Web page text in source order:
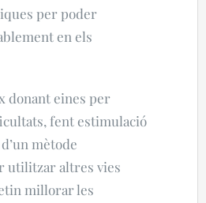
per poder
en els
donant eines per
fent estimulació
mètode
utilitzar altres vies
millorar les